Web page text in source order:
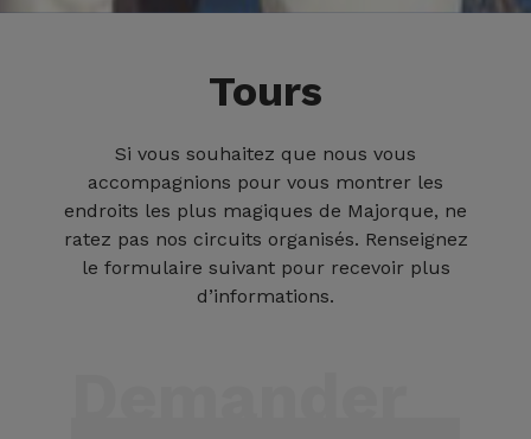
Tours
Si vous souhaitez que nous vous
accompagnions pour vous montrer les
endroits les plus magiques de Majorque, ne
ratez pas nos circuits organisés. Renseignez
le formulaire suivant pour recevoir plus
d’informations.